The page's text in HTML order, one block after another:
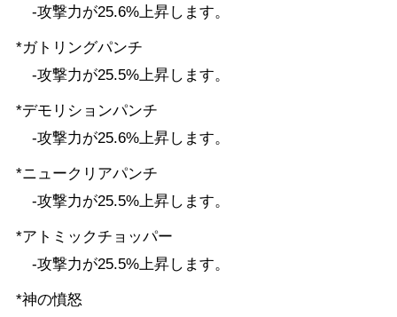
-攻撃力が25.6%上昇します。
*ガトリングパンチ
-攻撃力が25.5%上昇します。
*デモリションパンチ
-攻撃力が25.6%上昇します。
*ニュークリアパンチ
-攻撃力が25.5%上昇します。
*アトミックチョッパー
-攻撃力が25.5%上昇します。
*神の憤怒